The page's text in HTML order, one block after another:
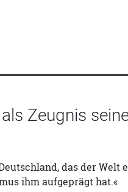
Zeugnis
das der Welt
ihm aufgeprägt hat.«